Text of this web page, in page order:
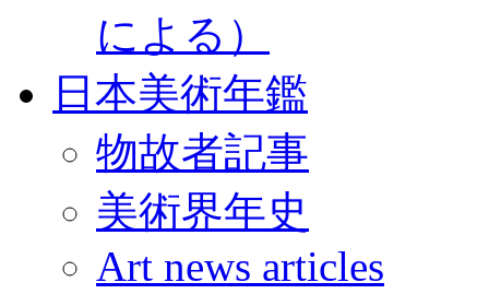
による）
日本美術年鑑
物故者記事
美術界年史
Art news articles